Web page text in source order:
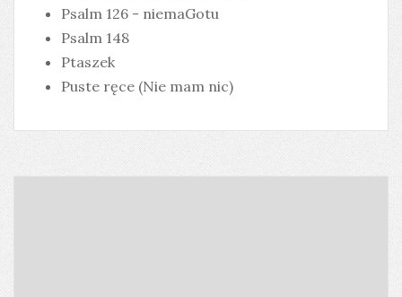
Psalm 126 - niemaGotu
Psalm 148
Ptaszek
Puste ręce (Nie mam nic)